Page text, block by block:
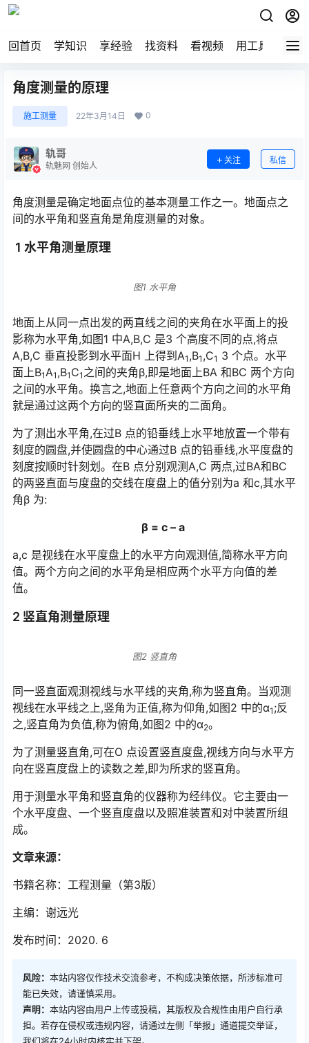
回首页 学知识 享经验 找资料 看视频 用工具 论技
角度测量的原理
施工测量 22年3月14日 0
轨哥
轨魅网 创始人
关注 私信
角度测量是确定地面点位的基本测量工作之一。地面点之
间的水平角和竖直角是角度测量的对象。
1 水平角测量原理
图1 水平角
地面上从同一点出发的两直线之间的夹角在水平面上的投
影称为水平角,如图1 中A,B,C 是3 个高度不同的点,将点
A,B,C 垂直投影到水平面H 上得到A1 ,B1 ,C1 3 个点。水平
面上B1 A1 ,B1 C1 之间的夹角β,即是地面上BA 和BC 两个方向
之间的水平角。换言之,地面上任意两个方向之间的水平角
就是通过这两个方向的竖直面所夹的二面角。
为了测出水平角,在过B 点的铅垂线上水平地放置一个带有
刻度的圆盘,并使圆盘的中心通过B 点的铅垂线,水平度盘的
刻度按顺时针刻划。在B 点分别观测A,C 两点,过BA和BC
的两竖直面与度盘的交线在度盘上的值分别为a 和c,其水平
角β 为:󠅅󠅃󠄵󠅂󠄪󠇖󠆨󠆨󠇕󠆞󠆒󠅬󠇘󠆭󠆘󠇙󠆝󠅵󠇗󠆭󠆁󠄐󠇗󠅹󠅸󠇖󠆍󠅳󠇖󠅹󠅰󠇖󠆌󠅹
β = c – a
a,c 是视线在水平度盘上的水平方向观测值,简称水平方向
值。两个方向之间的水平角是相应两个水平方向值的差
值。
2 竖直角测量原理
图2 竖直角
同一竖直面观测视线与水平线的夹角,称为竖直角。当观测
视线在水平线之上,竖角为正值,称为仰角,如图2 中的α1 ;反
之,竖直角为负值,称为俯角,如图2 中的α2。
为了测量竖直角,可在O 点设置竖直度盘,视线方向与水平方
向在竖直度盘上的读数之差,即为所求的竖直角。
用于测量水平角和竖直角的仪器称为经纬仪。它主要由一
个水平度盘、一个竖直度盘以及照准装置和对中装置所组
成。
文章来源：
书籍名称：工程测量（第3版）
主编：谢远光
发布时间：2020. 6
风险： 本站内容仅作技术交流参考，不构成决策依据，所涉标准可
能已失效，请谨慎采用。
声明： 本站内容由用户上传或投稿，其版权及合规性由用户自行承
担。若存在侵权或违规内容，请通过左侧「举报」通道提交举证，